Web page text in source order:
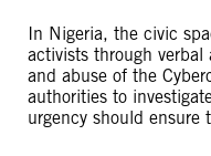
In Nigeria, the civic
activists through
and abuse of the
authorities to
urgency should